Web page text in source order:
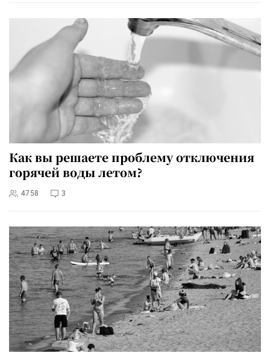
Как вы решаете проблему отключения
горячей воды летом?
4758 3